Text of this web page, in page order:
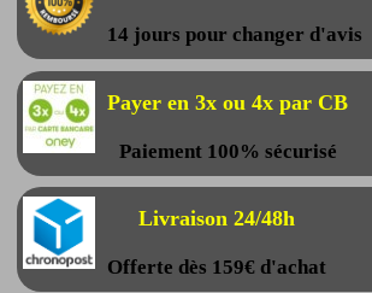
14 jours pour changer d'avis
Payer en 3x ou 4x par CB
Paiement 100% sécurisé
Livraison 24/48h
Offerte dès 159€ d'achat